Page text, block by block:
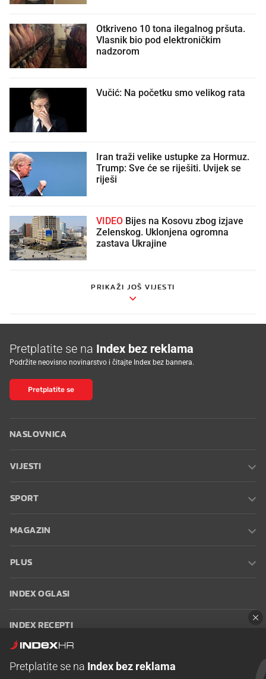
Otkriveno 10 tona ilegalnog pršuta.
Vlasnik bio pod elektroničkim
nadzorom
Vučić: Na početku smo velikog rata
Iran traži velike ustupke za Hormuz.
Trump: Sve će se riješiti. Uvijek se
riješi
VIDEO
Zelenskog. Uklonjena ogromna
zastava Ukrajine
PRIKAŽI JOŠ VIJESTI
Pretplatite se na Index bez reklama
Podržite neovisno novinarstvo i čitajte Index bez bannera.
Pretplatite se
NASLOVNICA
VIJESTI
SPORT
MAGAZIN
PLUS
INDEX OGLASI
INDEX RECEPTI
Pretplatite se na Index bez reklama